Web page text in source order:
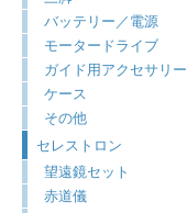
バッテリー／電源
モータードライブ
ガイド用アクセサリー
ケース
その他
セレストロン
望遠鏡セット
赤道儀